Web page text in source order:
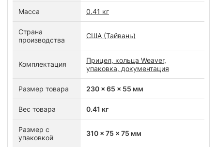
Масса 0.41 кг
Страна
производства
США (Тайвань)
Комплектация
Прицел, кольца Weaver,
упаковка, документация
Размер товара 230 x 65 x 55 мм
Вес товара 0.41 кг
Размер с
упаковкой
310 x 75 x 75 мм